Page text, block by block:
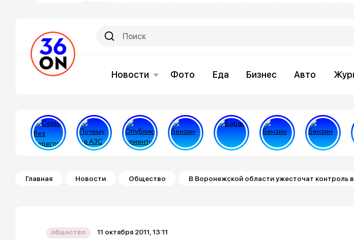
Новости Фото Еда Бизнес Авто
Строка навигации
Главная Новости Общество В Воронежской области ужесточат контроль
общество 11 октября 2011, 13:11